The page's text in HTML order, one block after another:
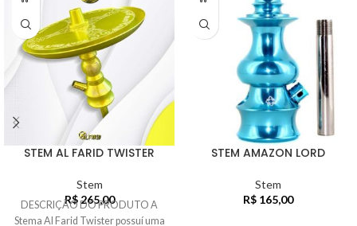
STEM AL FARID TWISTER
Stem
R$265,00
DESCRIÇÃO DO PRODUTO A
Stema Al Farid Twister possuí uma
STEM AMAZON LORD
Stem
R$165,00